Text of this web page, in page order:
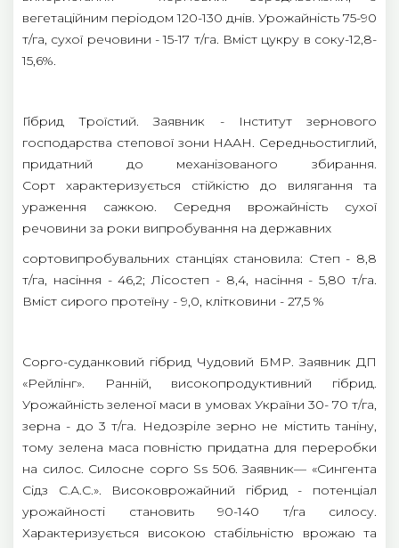
вегетаційним періодом 120-130 днів. Урожайність 75-90
т/га, сухої речовини - 15-17 т/га. Вміст цукру в соку-12,8-
15,6%.
Гібрид Троїстий. Заявник - Інститут зернового
господарства степової зони НААН. Середньостиглий,
придатний до механізованого збирання.
Сорт характеризується стійкістю до вилягання та
ураження сажкою. Середня врожайність сухої
речовини за роки випробування на державних
сортовипробувальних станціях становила: Степ - 8,8
т/га, насіння - 46,2; Лісостеп - 8,4, насіння - 5,80 т/га.
Вміст сирого протеїну - 9,0, клітковини - 27,5 %
Сорго-суданковий гібрид Чудовий БМР. Заявник ДП
«Рейлінг». Ранній, високопродуктивний гібрид.
Урожайність зеленої маси в умовах України 30- 70 т/га,
зерна - до 3 т/га. Недозріле зерно не містить таніну,
тому зелена маса повністю придатна для переробки
на силос. Силосне сорго Ss 506. Заявник— «Сингента
Сідз С.А.С.». Високоврожайний гібрид - потенціал
урожайності становить 90-140 т/га силосу.
Характеризується високою стабільністю врожаю та